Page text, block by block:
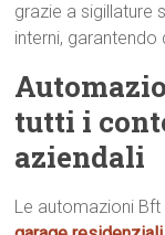
grazie a sigillature
interni,
tutti i
aziendali
Le automazioni